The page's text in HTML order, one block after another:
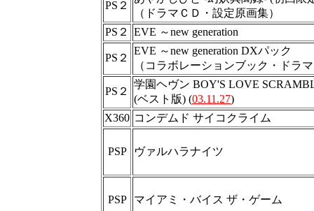
PS２
（ドラマＣＤ・設定原画集）
PS２
EVE ～new generation
PS２
EVE ～new generation DXパック
（コラボレーションブック・ドラ
PS２
学園ヘヴン BOY'S LOVE
(ベスト版) (03.11.27)
X360 コンデムド サイコクライム
PSP ヴァルハラナイツ
PSP マイアミ・バイス ザ・ゲーム